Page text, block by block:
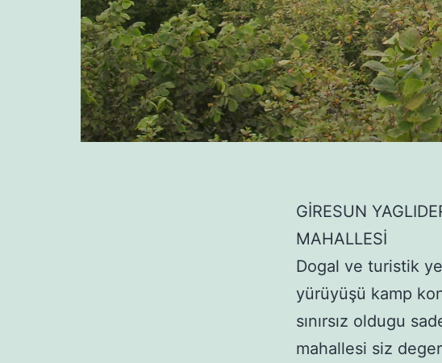
GİRESUN
MAHALLESİ
Dogal ve turistik
yürüyüşü kamp
sınırsız oldugu
mahallesi siz